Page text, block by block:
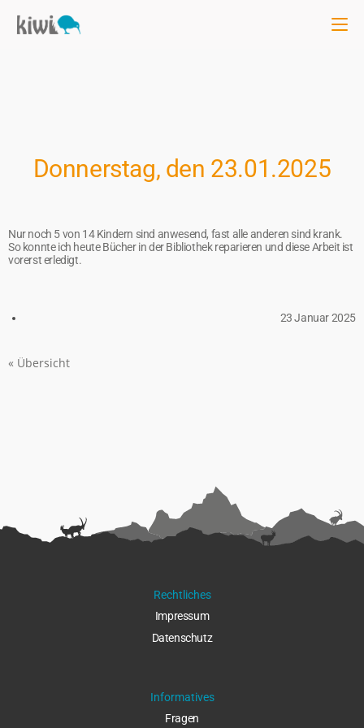
Donnerstag, den 23.01.2025
Nur noch 5 von 14 Kindern sind anwesend, fast alle anderen sind krank.
So konnte ich heute Bücher in der Bibliothek reparieren und diese Arbeit ist
vorerst erledigt.
23 Januar 2025
« Übersicht
Rechtliches
Impressum
Datenschutz
Informatives
Fragen